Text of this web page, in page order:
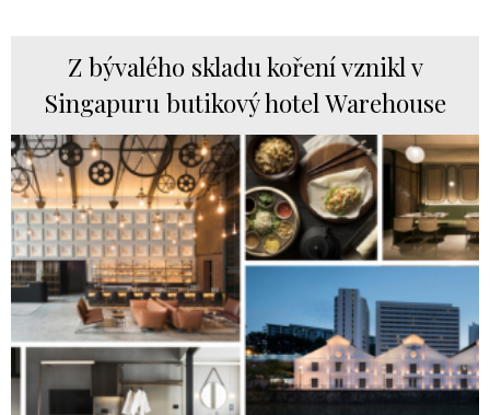
Z bývalého skladu koření vznikl v
Singapuru butikový hotel Warehouse